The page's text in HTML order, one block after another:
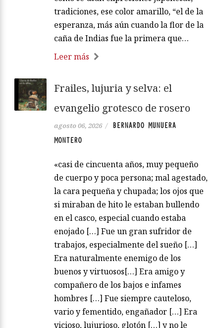
tradiciones, ese color amarillo, “el de la
esperanza, más aún cuando la flor de la
caña de Indias fue la primera que…
Leer más
Frailes, lujuria y selva: el
evangelio grotesco de rosero
agosto 06, 2026 /
BERNARDO MUNUERA
MONTERO
«casi de cincuenta años, muy pequeño
de cuerpo y poca persona; mal agestado,
la cara pequeña y chupada; los ojos que
si miraban de hito le estaban bullendo
en el casco, especial cuando estaba
enojado […] Fue un gran sufridor de
trabajos, especialmente del sueño […]
Era naturalmente enemigo de los
buenos y virtuosos[…] Era amigo y
compañero de los bajos e infames
hombres […] Fue siempre cauteloso,
vario y fementido, engañador […] Era
vicioso, lujurioso, glotón […] y no le